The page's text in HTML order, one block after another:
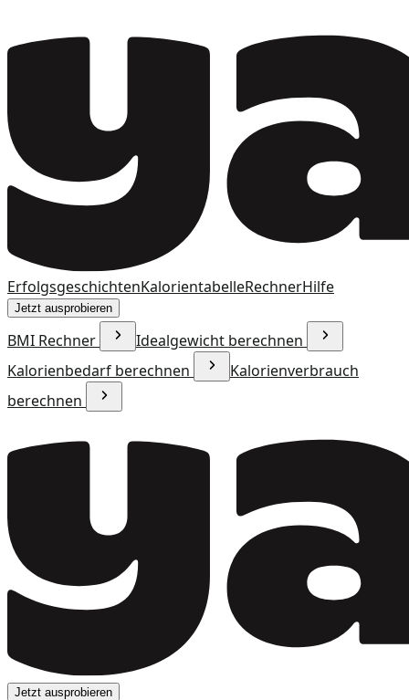
ErfolgsgeschichtenKalorientabelleRechnerHilfe
Jetzt ausprobieren
BMI Rechner
Idealgewicht berechnen
Kalorienbedarf berechnen
Kalorienverbrauch
berechnen
Jetzt ausprobieren